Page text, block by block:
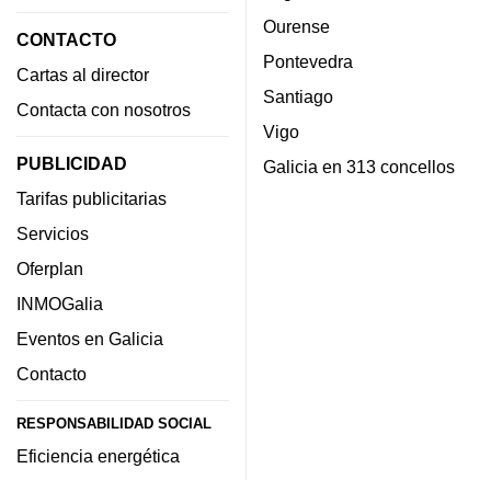
CONTACTO
Cartas al director
Contacta con nosotros
PUBLICIDAD
Tarifas publicitarias
Servicios
Oferplan
INMOGalia
Eventos en Galicia
Contacto
RESPONSABILIDAD SOCIAL
Eficiencia energética
Ourense
Pontevedra
Santiago
Vigo
Galicia en 313 concellos